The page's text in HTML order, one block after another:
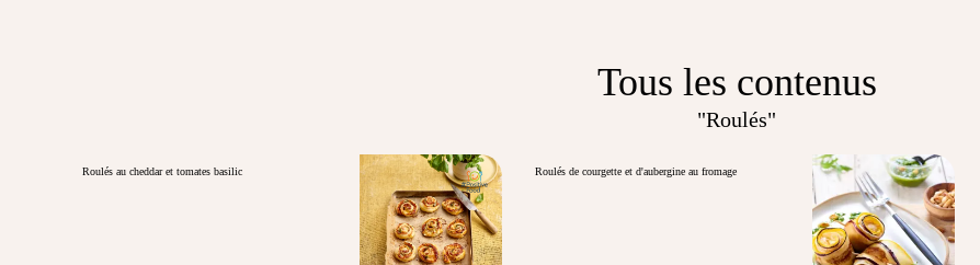
Tous les contenus
"Roulés"
Roulés au cheddar et tomates basilic Roulés de courgette et d'aubergine au fromage